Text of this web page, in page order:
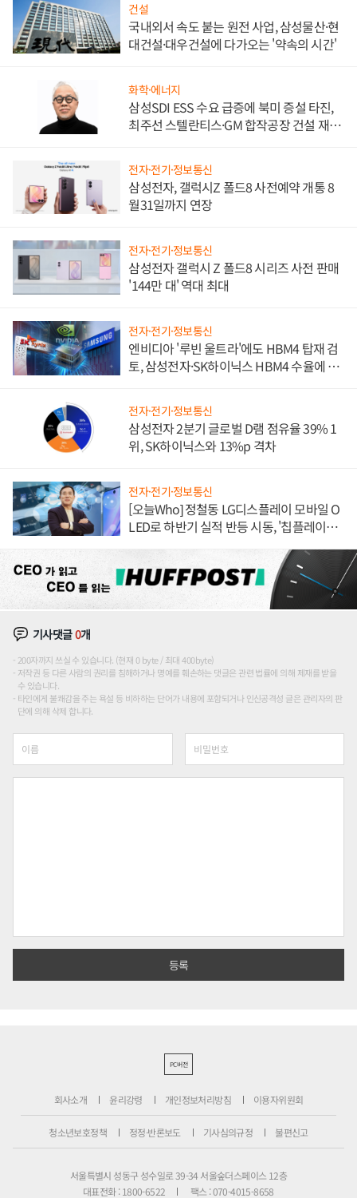
건설
국내외서 속도 붙는 원전 사업, 삼성물산·현
대건설·대우건설에 다가오는 '약속의 시간'
화학·에너지
삼성SDI ESS 수요 급증에 북미 증설 타진,
최주선 스텔란티스·GM 합작공장 건설 재추
전자·전기·정보통신
삼성전자, 갤럭시Z 폴드8 사전예약 개통 8
월31일까지 연장
전자·전기·정보통신
삼성전자 갤럭시 Z 폴드8 시리즈 사전 판매
'144만 대' 역대 최대
전자·전기·정보통신
엔비디아 '루빈 울트라'에도 HBM4 탑재 검
토, 삼성전자·SK하이닉스 HBM4 수율에 주
전자·전기·정보통신
삼성전자 2분기 글로벌 D램 점유율 39% 1
위, SK하이닉스와 13%p 격차
전자·전기·정보통신
[오늘Who] 정철동 LG디스플레이 모바일 O
LED로 하반기 실적 반등 시동, '칩플레이
기사댓글0개
200자까지 쓰실 수 있습니다. (현재 0 byte / 최대 400byte)
저작권 등 다른 사람의 권리를 침해하거나 명예를 훼손하는 댓글은 관련 법률에 의해 제재를 받을
수 있습니다.
타인에게 불쾌감을 주는 욕설 등 비하하는 단어가 내용에 포함되거나 인신공격성 글은 관리자의 판
단에 의해 삭제 합니다.
PC버전
회사소개 윤리강령 개인정보처리방침 이용자위원회
청소년보호정책 정정·반론보도 기사심의규정 불편신고
서울특별시 성동구 성수일로 39-34 서울숲더스페이스 12층
대표전화 : 1800-6522
팩스 : 070-4015-8658